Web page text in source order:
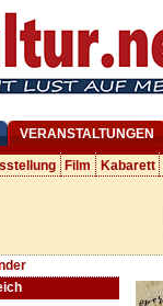
VERANSTALTUNGEN
Film Kabarett